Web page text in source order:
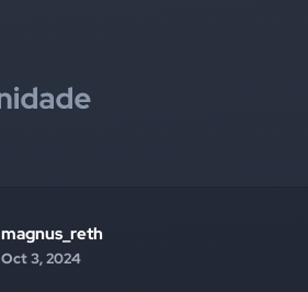
magnus_reth
Oct 3, 2024